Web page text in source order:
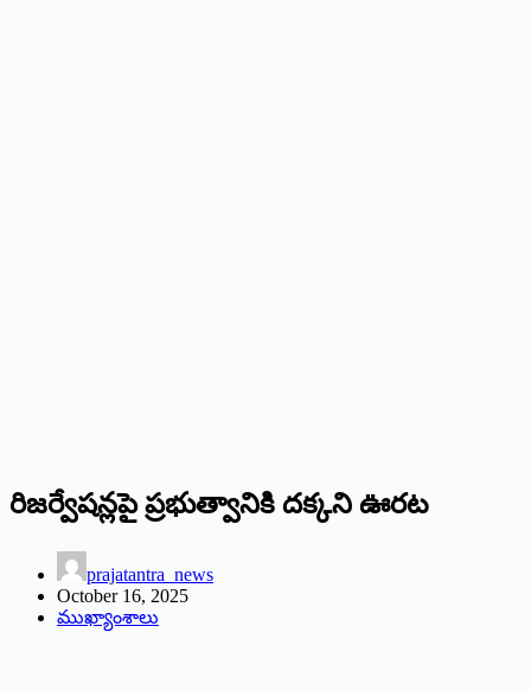
రిజర్వేషన్లపై ప్రభుత్వానికి దక్కని ఊరట
prajatantra_news
October 16, 2025
ముఖ్యాంశాలు